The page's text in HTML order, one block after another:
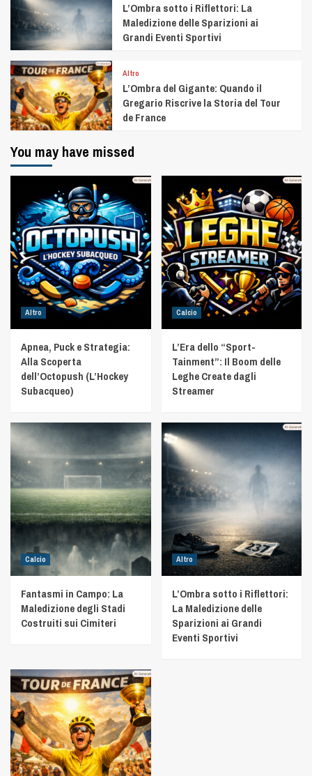
L’Ombra sotto i Riflettori: La
Maledizione delle Sparizioni ai
Grandi Eventi Sportivi
Altro
L’Ombra del Gigante: Quando il
Gregario Riscrive la Storia del Tour
de France
You may have missed
Altro
Apnea, Puck e Strategia:
Alla Scoperta
dell’Octopush (L’Hockey
Subacqueo)
Calcio
L’Era dello “Sport-
Tainment”: Il Boom delle
Leghe Create dagli
Streamer
Calcio
Fantasmi in Campo: La
Maledizione degli Stadi
Costruiti sui Cimiteri
Altro
L’Ombra sotto i Riflettori:
La Maledizione delle
Sparizioni ai Grandi
Eventi Sportivi